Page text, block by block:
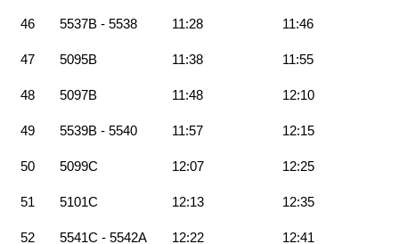
46 5537B - 5538 11:28 11:46
47 5095B 11:38 11:55
48 5097B 11:48 12:10
49 5539B - 5540 11:57 12:15
50 5099C 12:07 12:25
51 5101C 12:13 12:35
52 5541C - 5542A 12:22 12:41